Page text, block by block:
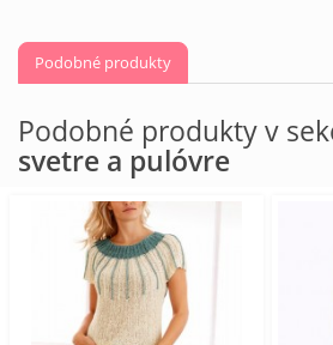
Podobné produkty
Podobné produkty v
svetre a pulóvre